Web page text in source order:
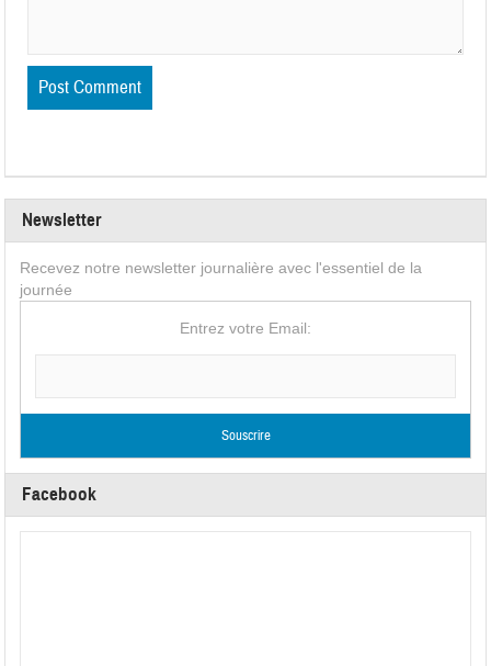
Newsletter
Recevez notre newsletter journalière avec l'essentiel de la
journée
Entrez votre Email:
Facebook